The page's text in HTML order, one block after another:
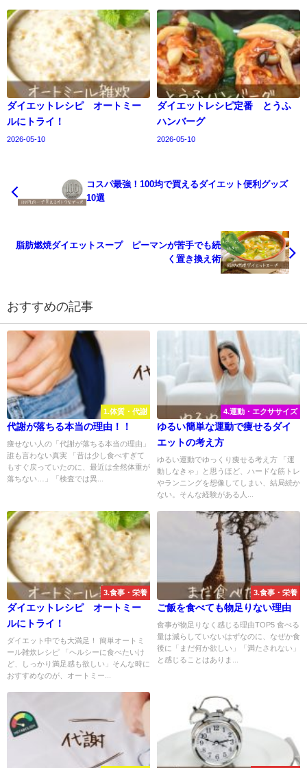
ダイエットレシピ オートミー
ルにトライ！
2026-05-10
ダイエットレシピ定番 とうふ
ハンバーグ
2026-05-10
コスパ最強！100均で買えるダイエット便利グッズ
10選
脂肪燃焼ダイエットスープ ピーマンが苦手でも続
く置き換え術
おすすめの記事
1.体質・代謝
代謝が落ちる本当の理由！！
痩せない人の「代謝が落ちる本当の理由」
誰も言わない真実 「昔は少し食べすぎて
もすぐ戻っていたのに、最近は全然体重が
落ちない…」「検査では異...
4.運動・エクササイズ
ゆるい簡単な運動で痩せるダイ
エットの考え方
ゆるい運動でゆっくり痩せる考え方 「運
動しなきゃ」と思うほど、ハードな筋トレ
やランニングを想像してしまい、結局続か
ない。そんな経験がある人...
3.食事・栄養
ダイエットレシピ オートミー
ルにトライ！
ダイエット中でも大満足！ 簡単オートミ
ール雑炊レシピ 「ヘルシーに食べたいけ
ど、しっかり満足感も欲しい」そんな時に
おすすめなのが、オートミー...
3.食事・栄養
ご飯を食べても物足りない理由
食事が物足りなく感じる理由TOP5 食べる
量は減らしていないはずなのに、なぜか食
後に「まだ何か欲しい」「満たされない」
と感じることはありま...